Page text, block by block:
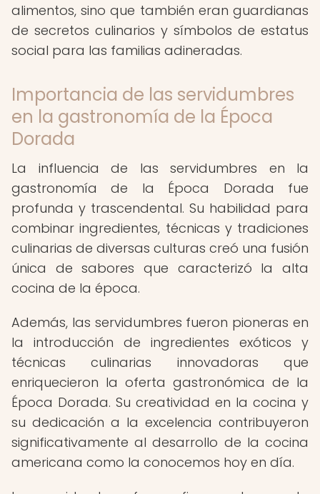
alimentos, sino que también eran guardianas
de secretos culinarios y símbolos de estatus
social para las familias adineradas.
Importancia de las servidumbres
en la gastronomía de la Época
Dorada
La influencia de las servidumbres en la
gastronomía de la Época Dorada fue
profunda y trascendental. Su habilidad para
combinar ingredientes, técnicas y tradiciones
culinarias de diversas culturas creó una fusión
única de sabores que caracterizó la alta
cocina de la época.
Además, las servidumbres fueron pioneras en
la introducción de ingredientes exóticos y
técnicas culinarias innovadoras que
enriquecieron la oferta gastronómica de la
Época Dorada. Su creatividad en la cocina y
su dedicación a la excelencia contribuyeron
significativamente al desarrollo de la cocina
americana como la conocemos hoy en día.